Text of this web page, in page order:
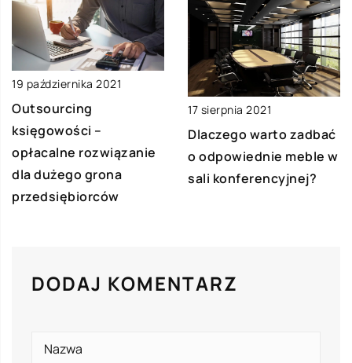
19 października 2021
Outsourcing
księgowości –
opłacalne rozwiązanie
dla dużego grona
przedsiębiorców
17 sierpnia 2021
Dlaczego warto zadbać
o odpowiednie meble w
sali konferencyjnej?
DODAJ KOMENTARZ